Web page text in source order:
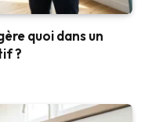
quoi dans un
?